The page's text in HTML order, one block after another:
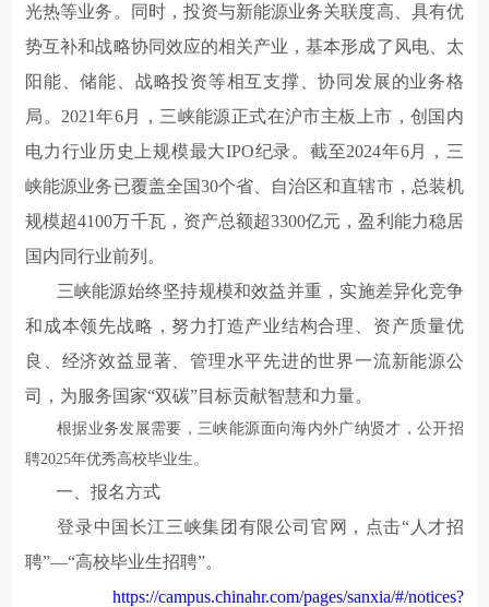
光热等业务。同时，投资与新能源业务关联度高、具有优
势互补和战略协同效应的相关产业，基本形成了风电、太
阳能、储能、战略投资等相互支撑、协同发展的业务格
局。2021年6月，三峡能源正式在沪市主板上市，创国内
电力行业历史上规模最大IPO纪录。截至2024年6月
，三
峡能源业务已覆盖全国30个省、自治区和直辖市，总装机
规模超4100万千瓦，资产总额超3300亿元，盈利能力稳居
国内同行业前列。
三峡能源始终坚持规模和效益并重，实施差异化竞争
和成本领先战略，努力打造产业结构合理、资产质量优
良、经济效益显著、管理水平先进的世界一流新能源公
司，为服务国家“双碳”目标贡献智慧和力量。
根据业务发展需要，三峡能源面向海内外广纳贤才，公开招
聘2025年优秀高校毕业生。
一 、报名方式
登录中国长江三峡集团有限公司官网，点击“人才招
聘”—“高校毕业生招聘”。
https://campus.chinahr.com/pages/sanxia/#/notices?